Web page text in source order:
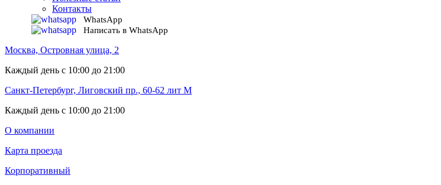
Контакты
WhatsApp
Написать в WhatsApp
Москва, Островная улица, 2
Каждый день с 10:00 до 21:00
Санкт-Петербург, Лиговский пр., 60-62 лит М
Каждый день с 10:00 до 21:00
О компании
Карта проезда
Корпоративный